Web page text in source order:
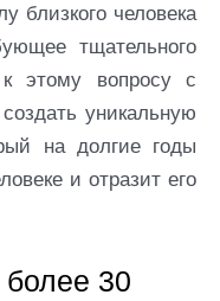
близкого человека
тщательного
этому вопросу с
уникальную
на долгие годы
и отразит его
30